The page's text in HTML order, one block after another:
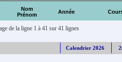
Nom
Prénom
Année
de la ligne 1 à 41 sur 41 lignes
Calendrier 2026